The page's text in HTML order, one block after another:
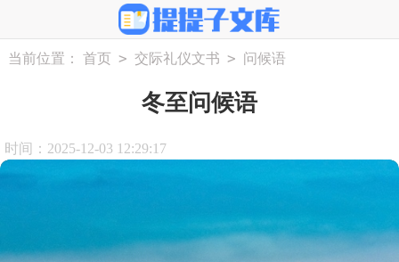
当前位置： 首页 > 交际礼仪文书 > 问候语
冬至问候语
时间：2025-12-03 12:29:17